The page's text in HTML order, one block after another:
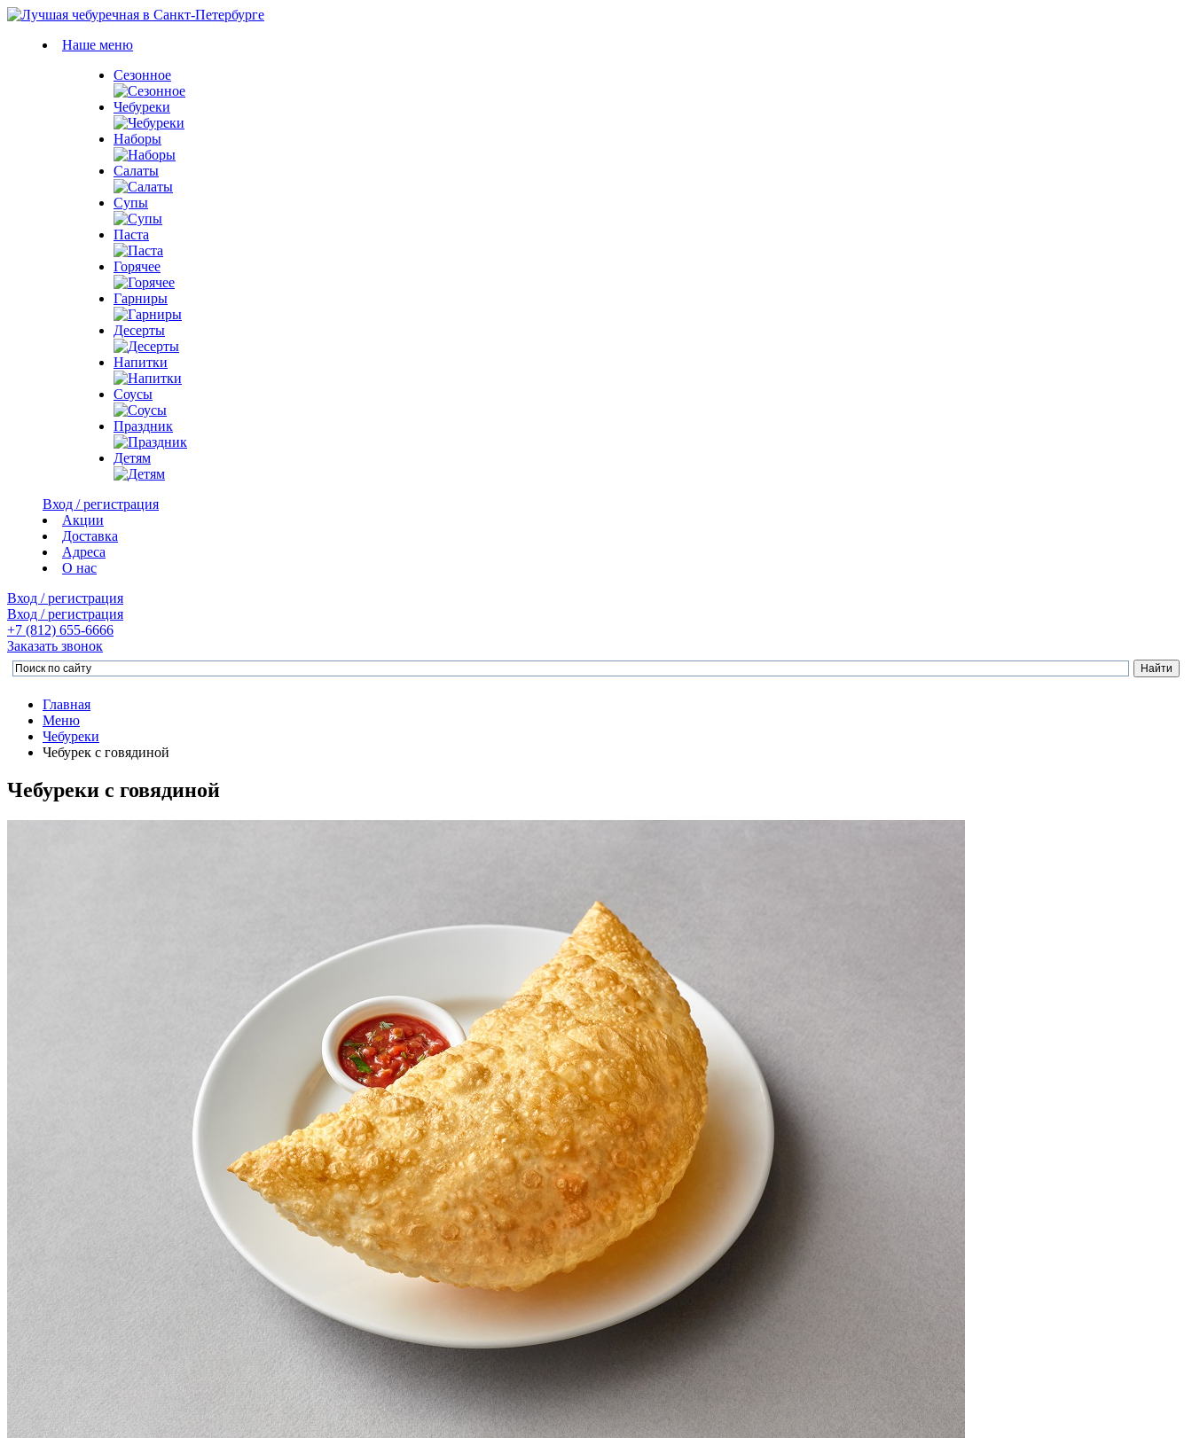
Наше меню
Сезонное
Чебуреки
Наборы
Салаты
Супы
Паста
Горячее
Гарниры
Десерты
Напитки
Соусы
Праздник
Детям
Вход / регистрация
Акции
Доставка
Адреса
О нас
Вход / регистрация
Вход / регистрация
+7 (812) 655-6666
Заказать звонок
Главная
Меню
Чебуреки
Чебурек с говядиной
Чебуреки с говядиной